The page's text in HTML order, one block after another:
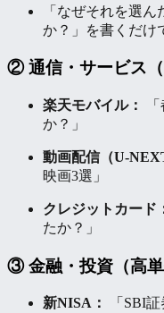
「なぜそれを選
か？」を書くだけ
② 通信・サービス（
楽天モバイル：
か？」
動画配信（U-
映画3選」
クレジットカード
たか？」
③ 金融・投資（高単
新NISA：
「SBI